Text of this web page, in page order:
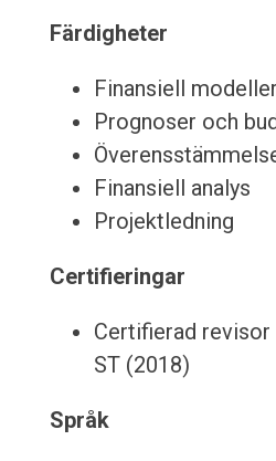
Färdigheter
Finansiell
Prognoser och
Finansiell analys
Projektledning
Certifieringar
Certifierad revisor
ST (2018)
Språk